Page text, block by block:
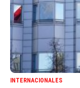
INTERNACIONALES